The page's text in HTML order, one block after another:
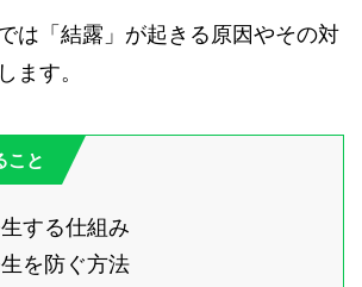
は「結露」が起きる原因やその対
ます。
こと
する仕組み
を防ぐ方法